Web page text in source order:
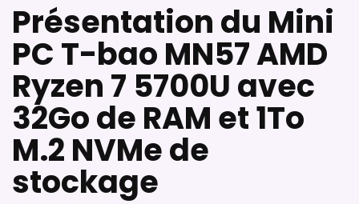
Présentation du Mini
PC T-bao MN57 AMD
Ryzen 7 5700U avec
32Go de RAM et 1To
M.2 NVMe de
stockage